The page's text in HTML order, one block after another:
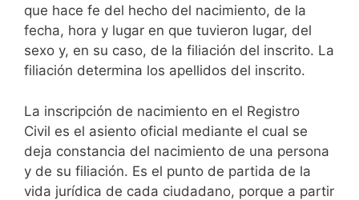
que hace fe del hecho del nacimiento, de la
fecha, hora y lugar en que tuvieron lugar, del
sexo y, en su caso, de la filiación del inscrito. La
filiación determina los apellidos del inscrito.
La inscripción de nacimiento en el Registro
Civil es el asiento oficial mediante el cual se
deja constancia del nacimiento de una persona
y de su filiación. Es el punto de partida de la
vida jurídica de cada ciudadano, porque a partir